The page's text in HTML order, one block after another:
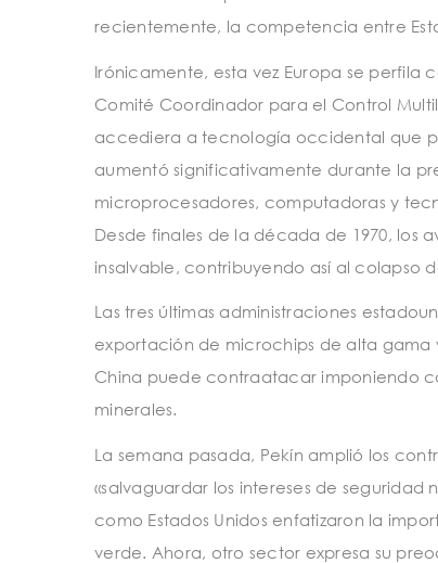
recientemente, la competencia entre
Irónicamente, esta vez Europa se perfila
Comité Coordinador para el Control
accediera a tecnología occidental que
aumentó significativamente durante la
microprocesadores, computadoras y
Desde finales de la década de 1970,
insalvable, contribuyendo así al colapso
Las tres últimas administraciones
exportación de microchips de alta gama
China puede contraatacar imponiendo
minerales.
La semana pasada, Pekín amplió los
«salvaguardar los intereses de seguridad
como Estados Unidos enfatizaron la
verde. Ahora, otro sector expresa su